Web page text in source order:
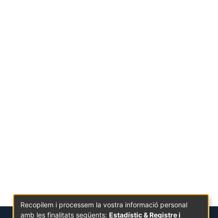
Recopilem i processem la vostra informació personal
amb les finalitats següents: Estadístic & Registre i